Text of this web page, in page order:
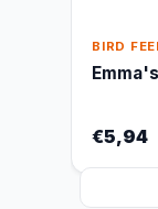
BIRD
€5,94